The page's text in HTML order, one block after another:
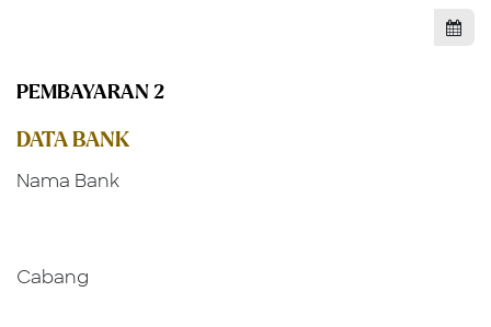
PEMBAYARAN 2
DATA BANK
Nama Bank
Cabang